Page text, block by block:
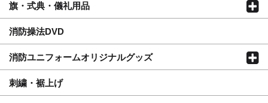
旗・式典・儀礼用品
消防操法DVD
消防ユニフォームオリジナルグッズ
刺繍・裾上げ